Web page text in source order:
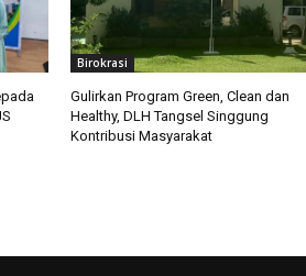
Birokrasi
Gulirkan Program Green, Clean dan
Healthy, DLH Tangsel Singgung
Kontribusi Masyarakat